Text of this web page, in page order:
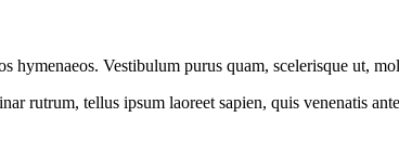
hymenaeos. Vestibulum purus quam, scelerisque ut,
rutrum, tellus ipsum laoreet sapien, quis venenatis